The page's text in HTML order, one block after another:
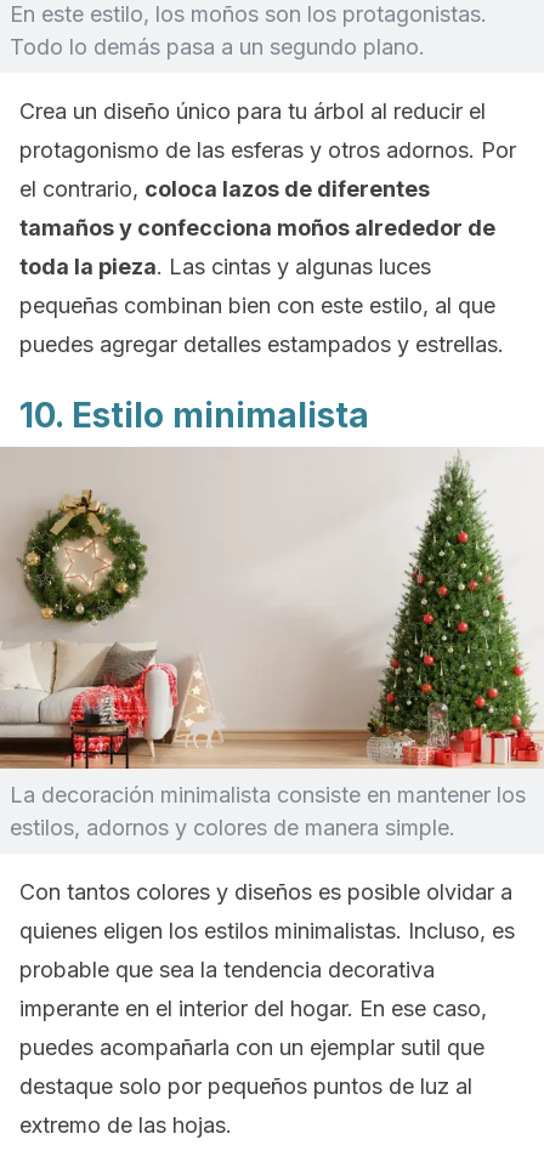
En este estilo, los moños son los protagonistas.
Todo lo demás pasa a un segundo plano.
Crea un diseño único para tu árbol al reducir el
protagonismo de las esferas y otros adornos. Por
el contrario, coloca lazos de diferentes
tamaños y confecciona moños alrededor de
toda la pieza. Las cintas y algunas luces
pequeñas combinan bien con este estilo, al que
puedes agregar detalles estampados y estrellas.
10. Estilo minimalista
La decoración minimalista consiste en mantener los
estilos, adornos y colores de manera simple.
Con tantos colores y diseños es posible olvidar a
quienes eligen los estilos minimalistas. Incluso, es
probable que sea la tendencia decorativa
imperante en el interior del hogar. En ese caso,
puedes acompañarla con un ejemplar sutil que
destaque solo por pequeños puntos de luz al
extremo de las hojas.